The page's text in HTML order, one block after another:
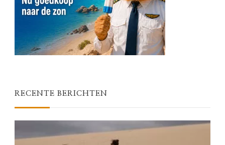
RECENTE BERICHTEN